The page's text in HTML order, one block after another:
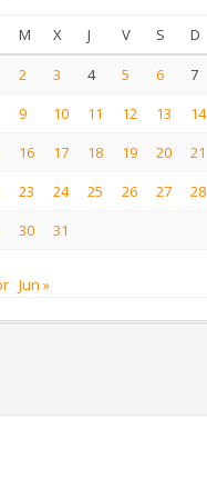
M X J V S
D
2 3 4 5 6
7
9 10 11 12 13
14
16 17 18 19 20
21
23 24 25 26 27
28
30 31
Jun »